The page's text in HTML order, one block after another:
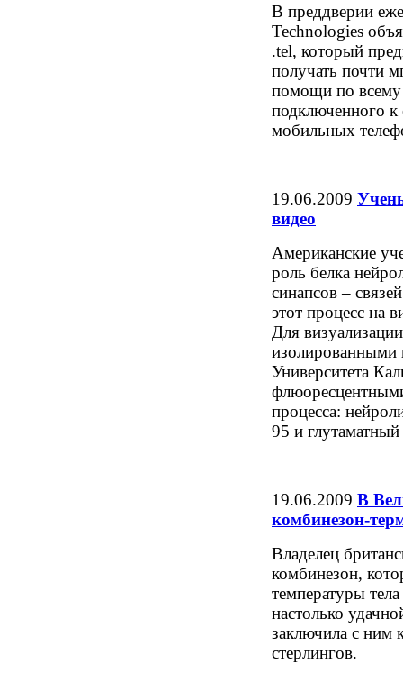
В преддверии
Technologies
.tel, который
получать почти
помощи по всему
подключенного к
мобильных
19.06.2009
видео
Американские
роль белка
синапсов –
этот процесс на
Для
изолированными
Университета
процесса:
95 и
19.06.2009 В
комбинезон-
Владелец
комбинезон,
температуры
настолько
заключила с ним
стерлингов.